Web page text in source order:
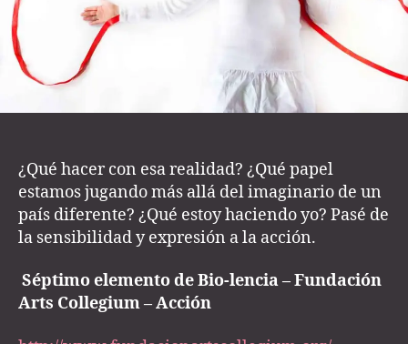
¿Qué hacer con esa realidad? ¿Qué papel
estamos jugando más allá del imaginario de un
país diferente? ¿Qué estoy haciendo yo? Pasé de
la sensibilidad y expresión a la acción.
Séptimo elemento de Bio-lencia – Fundación
Arts Collegium – Acción